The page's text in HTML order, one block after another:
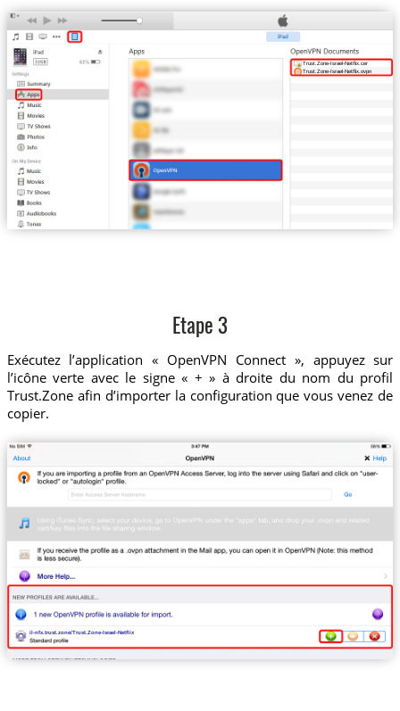
Trust.Zone-Israel-Netflix.cer
Trust.Zone-Israel-Netflix.ovpn
Etape 3
Exécutez l’application « OpenVPN Connect », appuyez sur
l’icône verte avec le signe « + » à droite du nom du profil
Trust.Zone afin d’importer la configuration que vous venez de
copier.
il-nfx.trust.zone/Trust.Zone-Israel-Netflix